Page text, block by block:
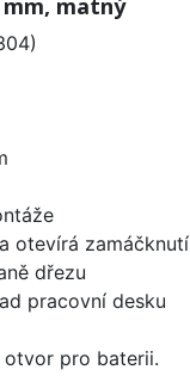
mm, matný
otevírá
dřezu
pracovní desku
pro baterii.